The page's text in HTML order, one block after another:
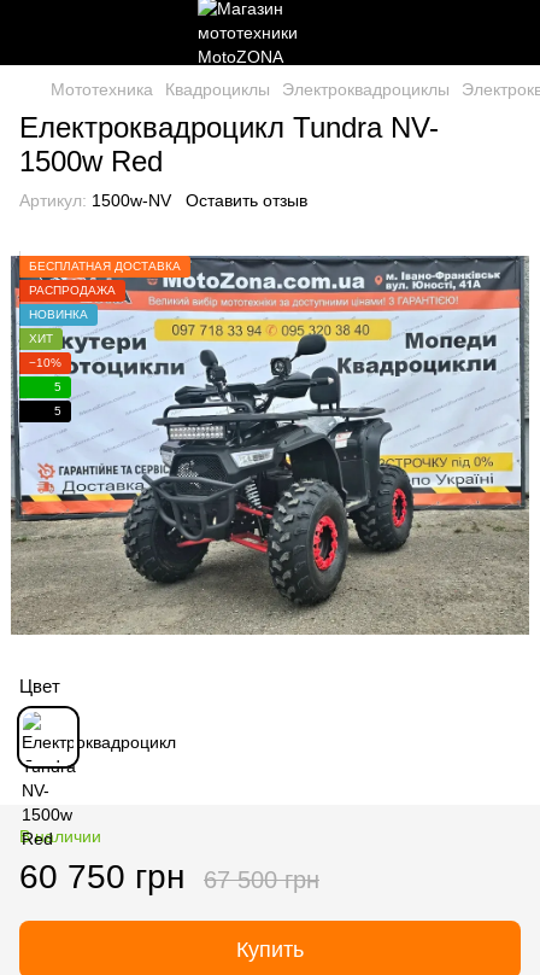
Мототехника Квадроциклы Электроквадроциклы
Електроквадроцикл Tundra NV-
1500w Red
Артикул: 1500w-NV Оставить отзыв
БЕСПЛАТНАЯ ДОСТАВКА
РАСПРОДАЖА
НОВИНКА
ХИТ
−10%
5
5
Цвет
В наличии
60 750 грн 67 500 грн
Купить